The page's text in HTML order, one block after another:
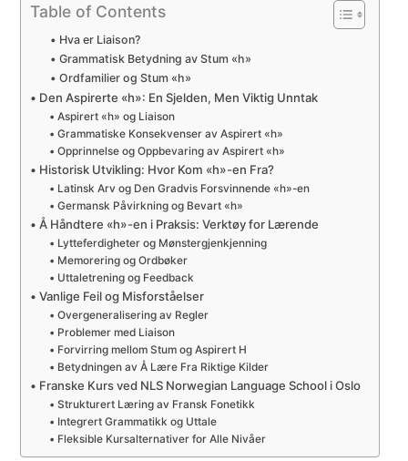
Table of Contents
Hva er Liaison?
Grammatisk Betydning av Stum «h»
Ordfamilier og Stum «h»
Den Aspirerte «h»: En Sjelden, Men Viktig Unntak
Aspirert «h» og Liaison
Grammatiske Konsekvenser av Aspirert «h»
Opprinnelse og Oppbevaring av Aspirert «h»
Historisk Utvikling: Hvor Kom «h»-en Fra?
Latinsk Arv og Den Gradvis Forsvinnende «h»-en
Germansk Påvirkning og Bevart «h»
Å Håndtere «h»-en i Praksis: Verktøy for Lærende
Lytteferdigheter og Mønstergjenkjenning
Memorering og Ordbøker
Uttaletrening og Feedback
Vanlige Feil og Misforståelser
Overgeneralisering av Regler
Problemer med Liaison
Forvirring mellom Stum og Aspirert H
Betydningen av Å Lære Fra Riktige Kilder
Franske Kurs ved NLS Norwegian Language School i Oslo
Strukturert Læring av Fransk Fonetikk
Integrert Grammatikk og Uttale
Fleksible Kursalternativer for Alle Nivåer